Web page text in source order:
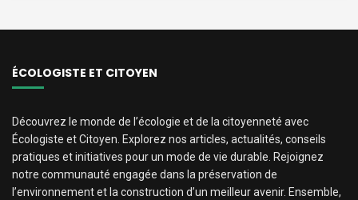
ÉCOLOGISTE ET CITOYEN
Découvrez le monde de l’écologie et de la citoyenneté avec
Écologiste et Citoyen. Explorez nos articles, actualités, conseils
pratiques et initiatives pour un mode de vie durable. Rejoignez
notre communauté engagée dans la préservation de
l’environnement et la construction d’un meilleur avenir. Ensemble,